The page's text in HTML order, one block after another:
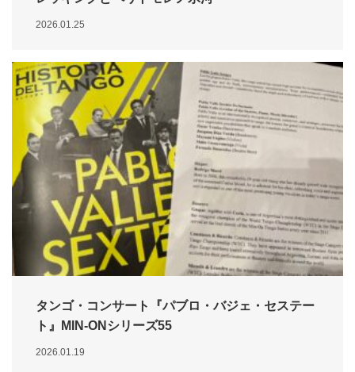
2026.01.25
タンゴ・コンサート『パブロ・バジェ・セステー
ト』MIN-ONシリーズ55
2026.01.19